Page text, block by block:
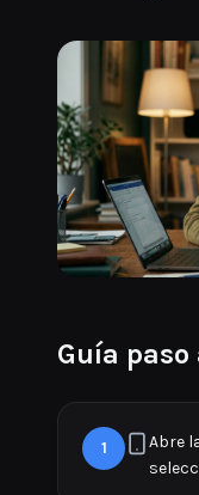
Guía paso
1
Abre